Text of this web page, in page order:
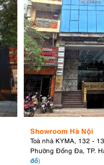
Showroom Hà Nội
Toà nhà KYMA, 132 -
Phường Đống Đa, TP.
đồ)